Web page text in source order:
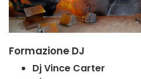
Formazione DJ
Dj Vince Carter